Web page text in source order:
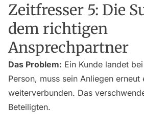
Zeitfresser 5: Die
dem richtigen
Ansprechpartner
Das Problem: Ein Kunde landet
Person, muss sein Anliegen
weiterverbunden. Das
Beteiligten.